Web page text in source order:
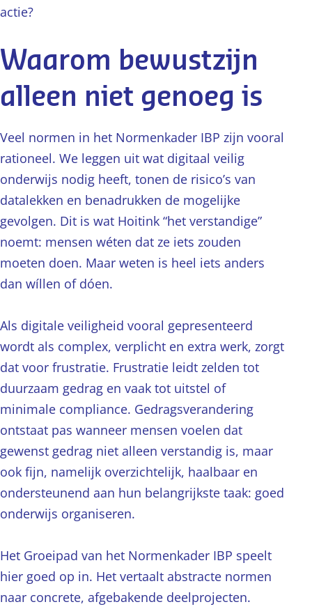
actie?
Waarom bewustzijn
alleen niet genoeg is
Veel normen in het Normenkader IBP zijn vooral
rationeel. We leggen uit wat digitaal veilig
onderwijs nodig heeft, tonen de risico’s van
datalekken en benadrukken de mogelijke
gevolgen. Dit is wat Hoitink “het verstandige”
noemt: mensen wéten dat ze iets zouden
moeten doen. Maar weten is heel iets anders
dan wíllen of dóen.
Als digitale veiligheid vooral gepresenteerd
wordt als complex, verplicht en extra werk, zorgt
dat voor frustratie. Frustratie leidt zelden tot
duurzaam gedrag en vaak tot uitstel of
minimale compliance. Gedragsverandering
ontstaat pas wanneer mensen voelen dat
gewenst gedrag niet alleen verstandig is, maar
ook fijn, namelijk overzichtelijk, haalbaar en
ondersteunend aan hun belangrijkste taak: goed
onderwijs organiseren.
Het Groeipad van het Normenkader IBP speelt
hier goed op in. Het vertaalt abstracte normen
naar concrete, afgebakende deelprojecten.